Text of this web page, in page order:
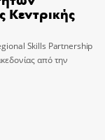
Κεντρικής
Skills Partnership
από την